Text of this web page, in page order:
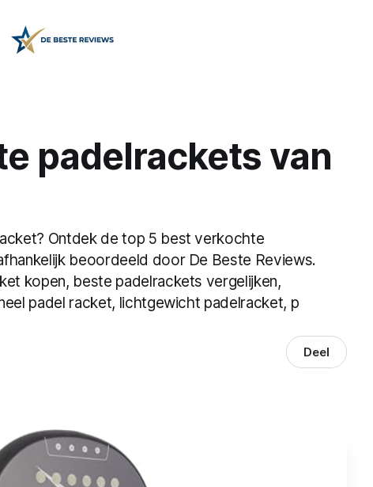
padelrackets van
Ontdek de top 5 best verkochte
beoordeeld door De Beste Reviews.
kopen, beste padelrackets vergelijken,
padel racket, lichtgewicht padelracket, p
Deel